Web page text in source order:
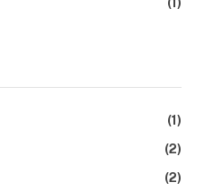
(1)
(2)
(2)